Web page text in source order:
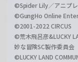
©Spider Lily／アニプ
©GungHo Online
©2001-2022 CIRCUS
©荒木飛呂彦&LUCKY
妙な冒険SC製作委員会
©LUCKY LAND